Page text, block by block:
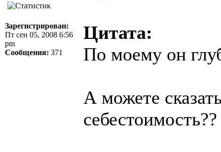
Зарегистрирован:
Пт сен 05, 2008 6:56
pm
Сообщения: 371
Цитата:
По моему он
А можете
себестоимость??